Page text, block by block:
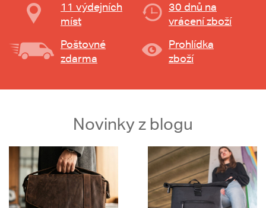
11 výdejních
míst
30 dnů na
vrácení zboží
Poštovné
zdarma
Prohlídka
zboží
Novinky z blogu